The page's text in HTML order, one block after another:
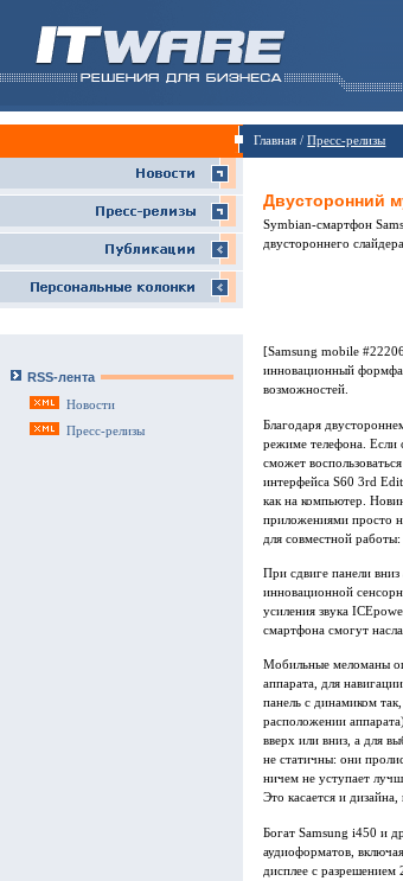
Главная /Пресс-релизы
RSS-лента
Новости
Пресс-релизы
Двусторонний
Symbian-смартфон
двустороннего
[Samsung mobile
инновационный
возможностей.
Благодаря
режиме телефона. Если
сможет
интерфейса S60 3rd
как на компьютер.
приложениями просто
для совместной
При сдвиге панели
инновационной
усиления звука
смартфона смогут
Мобильные меломаны
аппарата, для
панель с динамиком
расположении
вверх или вниз, а для
не статичны: они
ничем не уступает
Это касается и дизайна,
Богат Samsung i450 и
аудиоформатов,
дисплее с разрешением